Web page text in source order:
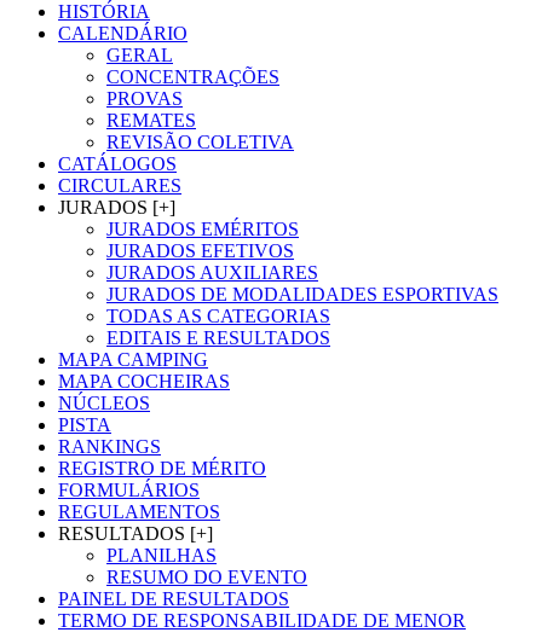
HISTÓRIA
CALENDÁRIO
GERAL
CONCENTRAÇÕES
PROVAS
REMATES
REVISÃO COLETIVA
CATÁLOGOS
CIRCULARES
JURADOS [+]
JURADOS EMÉRITOS
JURADOS EFETIVOS
JURADOS AUXILIARES
JURADOS DE MODALIDADES ESPORTIVAS
TODAS AS CATEGORIAS
EDITAIS E RESULTADOS
MAPA CAMPING
MAPA COCHEIRAS
NÚCLEOS
PISTA
RANKINGS
REGISTRO DE MÉRITO
FORMULÁRIOS
REGULAMENTOS
RESULTADOS [+]
PLANILHAS
RESUMO DO EVENTO
PAINEL DE RESULTADOS
TERMO DE RESPONSABILIDADE DE MENOR